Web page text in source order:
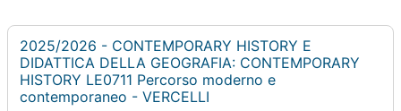
2025/2026 - CONTEMPORARY HISTORY E
DIDATTICA DELLA GEOGRAFIA: CONTEMPORARY
HISTORY LE0711 Percorso moderno e
contemporaneo - VERCELLI